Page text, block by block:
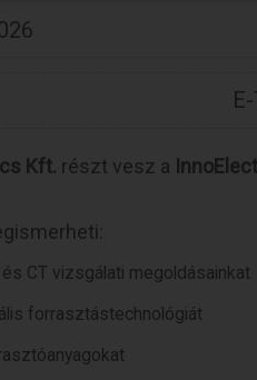
Kft. részt vesz a
CT vizsgálati megoldásainkat
forrasztástechnológiát